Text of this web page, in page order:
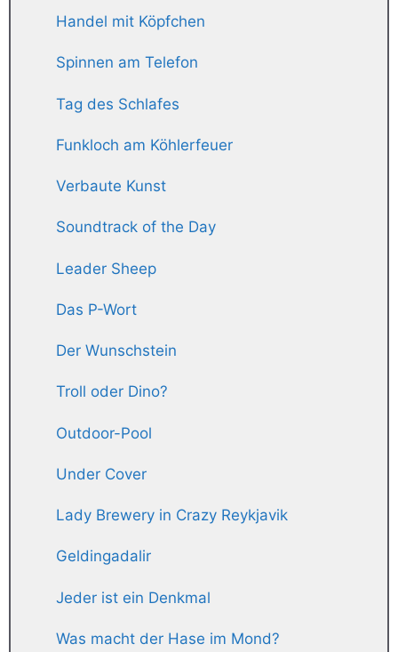
Handel mit Köpfchen
Spinnen am Telefon
Tag des Schlafes
Funkloch am Köhlerfeuer
Verbaute Kunst
Soundtrack of the Day
Leader Sheep
Das P-Wort
Der Wunschstein
Troll oder Dino?
Outdoor-Pool
Under Cover
Lady Brewery in Crazy Reykjavik
Geldingadalir
Jeder ist ein Denkmal
Was macht der Hase im Mond?